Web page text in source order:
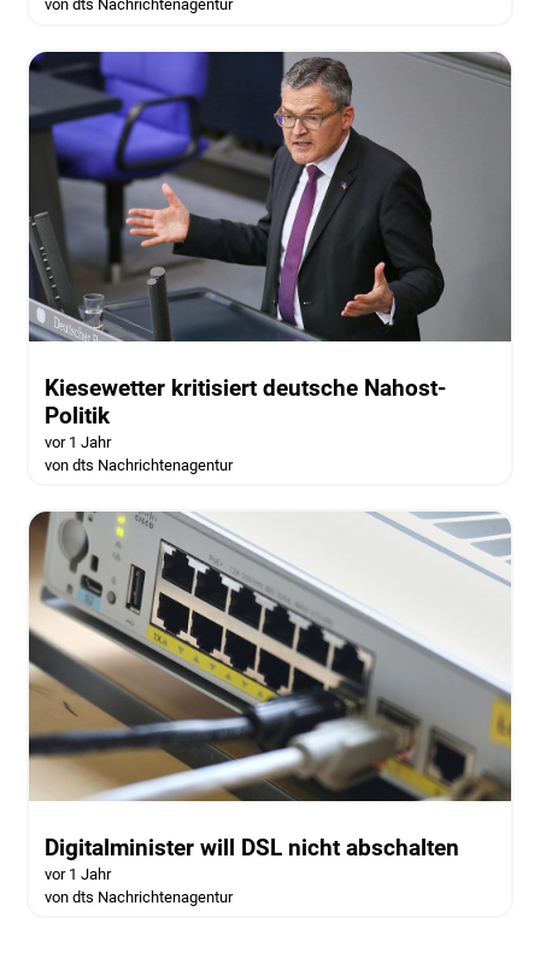
von dts Nachrichtenagentur
Kiesewetter kritisiert deutsche Nahost-
Politik
vor 1 Jahr
von dts Nachrichtenagentur
Digitalminister will DSL nicht abschalten
vor 1 Jahr
von dts Nachrichtenagentur